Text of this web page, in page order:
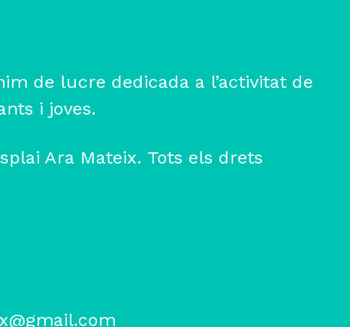
de lucre dedicada a l’activitat de
i joves.
Ara Mateix. Tots els drets